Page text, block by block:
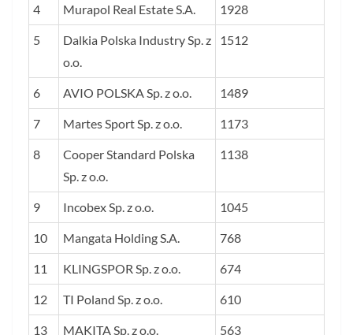
4 Murapol Real Estate S.A. 1928
5
Dalkia Polska Industry Sp. z
o.o.
1512
6 AVIO POLSKA Sp. z o.o. 1489
7 Martes Sport Sp. z o.o. 1173
8
Cooper Standard Polska
Sp. z o.o.
1138
9 Incobex Sp. z o.o. 1045
10 Mangata Holding S.A. 768
11 KLINGSPOR Sp. z o.o. 674
12 TI Poland Sp. z o.o. 610
13 MAKITA Sp. z o.o. 563